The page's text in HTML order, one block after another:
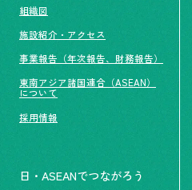
組織図
施設紹介・アクセス
事業報告（年次報告、財務報告）
東南アジア諸国連合（ASEAN）
について
採用情報
日・ASEANでつながろう